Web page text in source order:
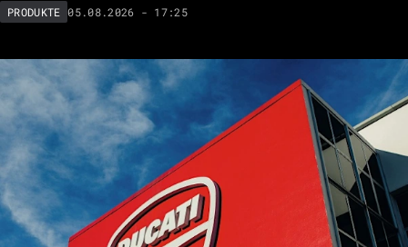
PRODUKTE 05.08.2026 - 17:25